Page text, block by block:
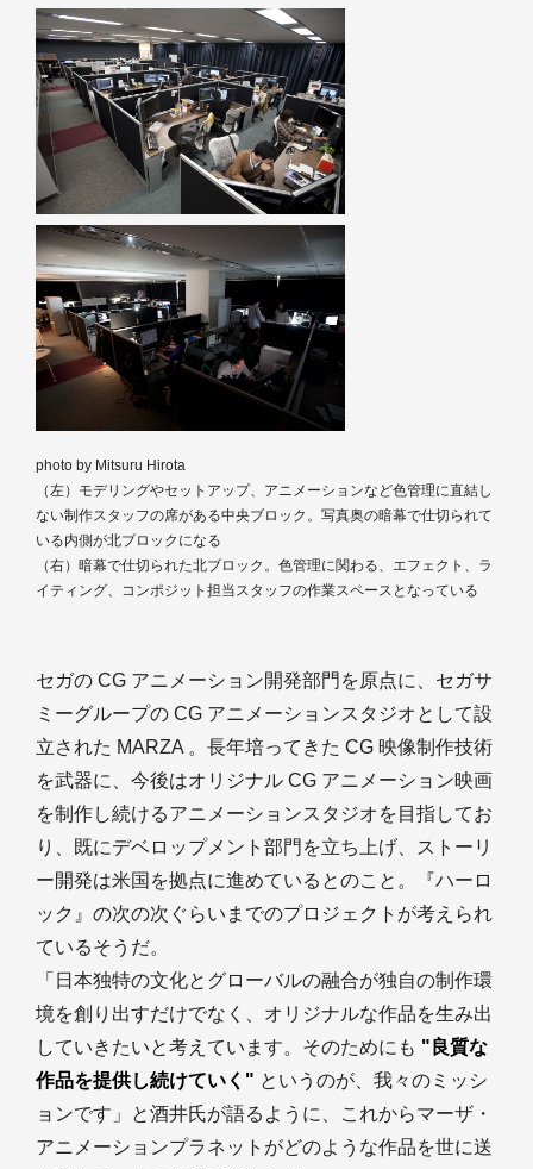
photo by Mitsuru Hirota
（左）モデリングやセットアップ、アニメーションなど色管理に直結し
ない制作スタッフの席がある中央ブロック。写真奥の暗幕で仕切られて
いる内側が北ブロックになる
（右）暗幕で仕切られた北ブロック。色管理に関わる、エフェクト、ラ
イティング、コンポジット担当スタッフの作業スペースとなっている
セガの CG アニメーション開発部門を原点に、セガサ
ミーグループの CG アニメーションスタジオとして設
立された MARZA 。長年培ってきた CG 映像制作技術
を武器に、今後はオリジナル CG アニメーション映画
を制作し続けるアニメーションスタジオを目指してお
り、既にデベロップメント部門を立ち上げ、ストーリ
ー開発は米国を拠点に進めているとのこと。『ハーロ
ック』の次の次ぐらいまでのプロジェクトが考えられ
ているそうだ。
「日本独特の文化とグローバルの融合が独自の制作環
境を創り出すだけでなく、オリジナルな作品を生み出
していきたいと考えています。そのためにも "良質な
作品を提供し続けていく" というのが、我々のミッシ
ョンです」と酒井氏が語るように、これからマーザ・
アニメーションプラネットがどのような作品を世に送